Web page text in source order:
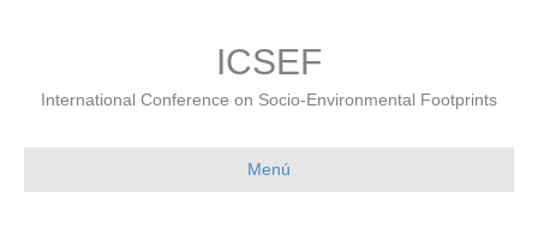
ICSEF
International Conference on Socio-Environmental Footprints
Menú